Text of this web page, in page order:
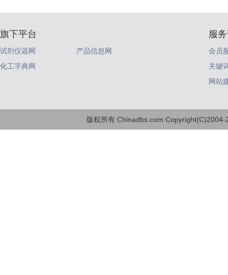
旗下平台
试剂仪器网
产品信息网
化工字典网
服
会员
关键
网站
版权所有 Chinadbs.com